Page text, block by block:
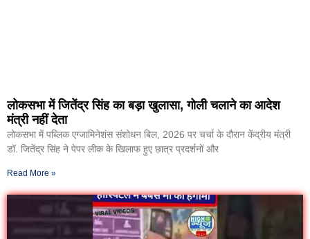
लोकसभा में जितेंद्र सिंह का बड़ा खुलासा, गोली चलाने का आदेश
मंत्री नहीं देता
लोकसभा में पब्लिक एग्जामिनेशंस संशोधन बिल, 2026 पर चर्चा के दौरान केंद्रीय मंत्री
डॉ. जितेंद्र सिंह ने पेपर लीक के खिलाफ हुए छात्र प्रदर्शनों और
Read More »